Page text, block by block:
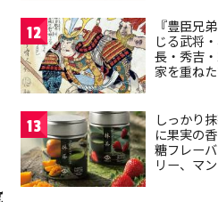
12
『豊臣兄
じる武将
長・秀吉
家を重ね
13
しっかり
に果実の
糖フレー
リー、マ